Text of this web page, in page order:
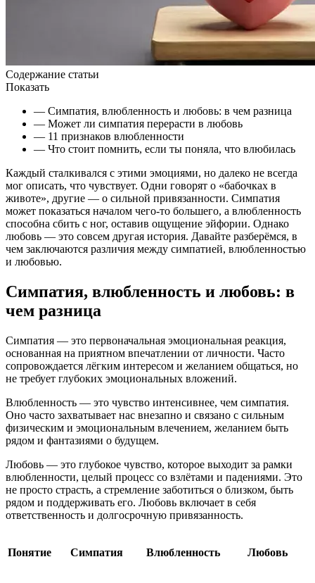
Содержание статьи
Показать
— Симпатия, влюбленность и любовь: в чем разница
— Может ли симпатия перерасти в любовь
— 11 признаков влюбленности
— Что стоит помнить, если ты поняла, что влюбилась
Каждый сталкивался с этими эмоциями, но далеко не всегда
мог описать, что чувствует. Одни говорят о «бабочках в
животе», другие — о сильной привязанности. Симпатия
может показаться началом чего-то большего, а влюбленность
способна сбить с ног, оставив ощущение эйфории. Однако
любовь — это совсем другая история. Давайте разберёмся, в
чем заключаются различия между симпатией, влюбленностью
и любовью.
Симпатия, влюбленность и любовь: в
чем разница
Симпатия — это первоначальная эмоциональная реакция,
основанная на приятном впечатлении от личности. Часто
сопровождается лёгким интересом и желанием общаться, но
не требует глубоких эмоциональных вложений.
Влюбленность — это чувство интенсивнее, чем симпатия.
Оно часто захватывает нас внезапно и связано с сильным
физическим и эмоциональным влечением, желанием быть
рядом и фантазиями о будущем.
Любовь — это глубокое чувство, которое выходит за рамки
влюбленности, целый процесс со взлётами и падениями. Это
не просто страсть, а стремление заботиться о близком, быть
рядом и поддерживать его. Любовь включает в себя
ответственность и долгосрочную привязанность.
Понятие Симпатия Влюбленность Любовь